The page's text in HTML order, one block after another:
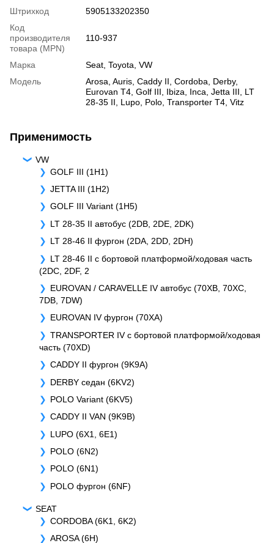
Штрихкод
5905133202350
Код
производителя
товара (MPN)
110-937
Марка Seat Toyota VW
Модель
Arosa Auris Caddy II Cordoba Derby,
Eurovan T4 Golf III Ibiza Inca Jetta III
LT
28-35 II
Lupo Polo Transporter T4 Vitz
Применимость
VW
GOLF III (1H1)
JETTA III (1H2)
GOLF III Variant (1H5)
LT 28-35 II автобус (2DB, 2DE, 2DK)
LT 28-46 II фургон (2DA, 2DD, 2DH)
LT 28-46 II c бортовой платформой/ходовая часть
(2DC, 2DF, 2
EUROVAN / CARAVELLE IV автобус (70XB, 70XC,
7DB, 7DW)
EUROVAN IV фургон (70XA)
TRANSPORTER IV c бортовой платформой/ходовая
часть (70XD)
CADDY II фургон (9K9A)
DERBY седан (6KV2)
POLO Variant (6KV5)
CADDY II VAN (9K9B)
LUPO (6X1, 6E1)
POLO (6N2)
POLO (6N1)
POLO фургон (6NF)
SEAT
CORDOBA (6K1, 6K2)
AROSA (6H)